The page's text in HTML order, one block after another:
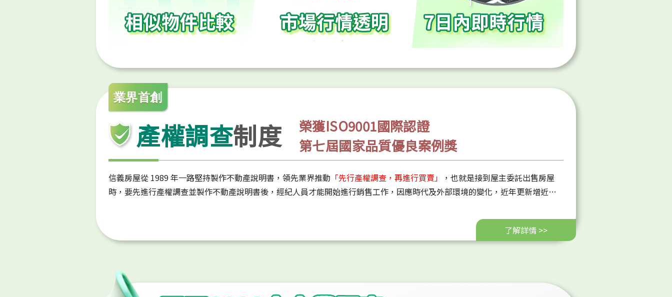
業界首創
產權調查制度
榮獲ISO9001國際認證
第七屆國家品質優良案例獎
信義房屋從 1989 年一路堅持製作不動產說明書，領先業界推動 「先行產權調查，再進行買賣」
，也就是接到屋主委託出售房屋
時，要先進行產權調查並製作不動產說明書後，經紀人員才能開始進行銷售工作，因應時代及外部環境的變化，近年更新增近百
附件。希望透過不動產說明書完整揭露屋況等重要資訊、做到誠實告知，降低因認知落差而造成的糾紛，以確保不動產交易安
了解詳情 >>